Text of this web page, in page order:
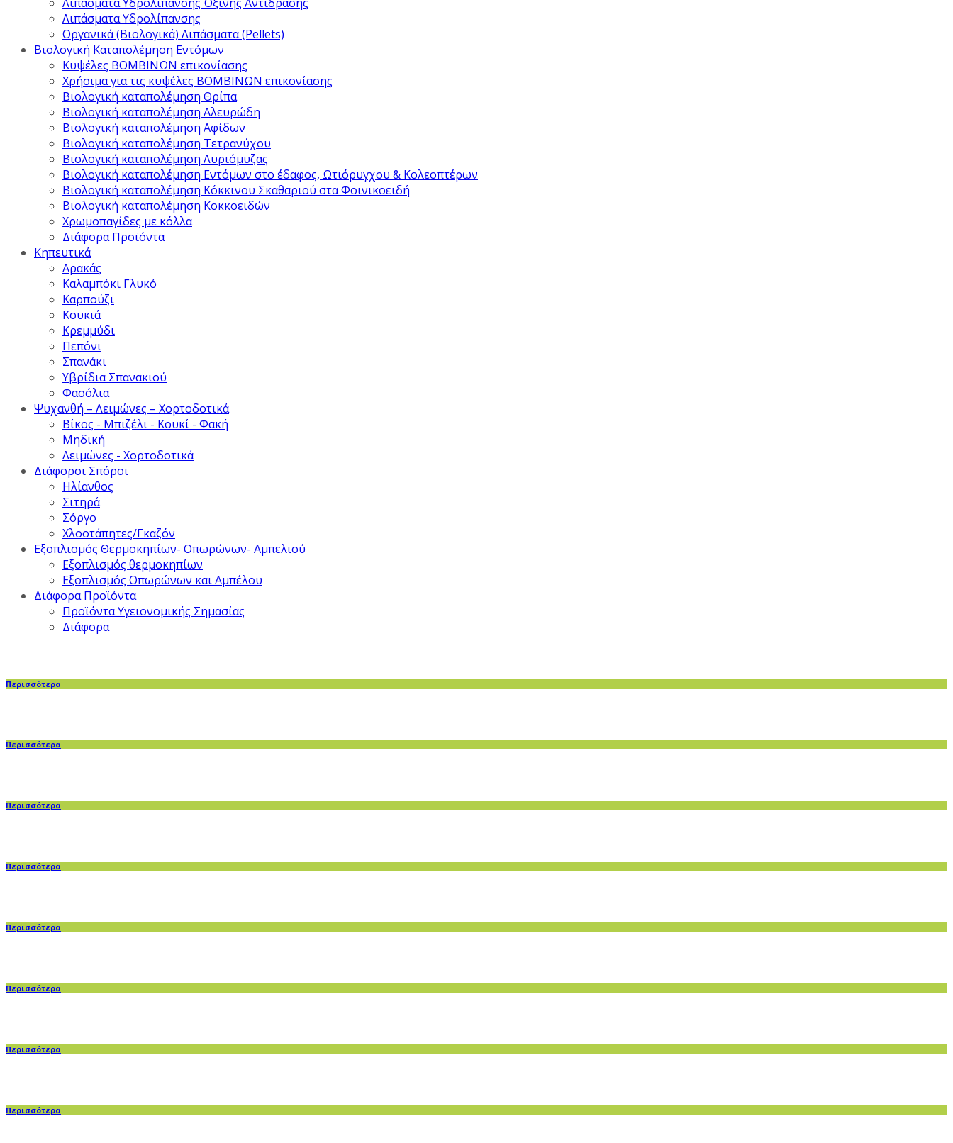
Λιπάσματα Υδρολίπανσης
Οργανικά (Βιολογικά) Λιπάσματα (Pellets)
Βιολογική Καταπολέμηση Εντόμων
Κυψέλες ΒΟΜΒΙΝΩΝ επικονίασης
Χρήσιμα για τις κυψέλες ΒΟΜΒΙΝΩΝ επικονίασης
Βιολογική καταπολέμηση Θρίπα
Βιολογική καταπολέμηση Αλευρώδη
Βιολογική καταπολέμηση Αφίδων
Βιολογική καταπολέμηση Τετρανύχου
Βιολογική καταπολέμηση Λυριόμυζας
Βιολογική καταπολέμηση Εντόμων στο έδαφος, Ωτιόρυγχου & Κολεοπτέρων
Βιολογική καταπολέμηση Κόκκινου Σκαθαριού στα Φοινικοειδή
Βιολογική καταπολέμηση Κοκκοειδών
Χρωμοπαγίδες με κόλλα
Διάφορα Προϊόντα
Κηπευτικά
Αρακάς
Καλαμπόκι Γλυκό
Καρπούζι
Κουκιά
Κρεμμύδι
Πεπόνι
Σπανάκι
Υβρίδια Σπανακιού
Φασόλια
Ψυχανθή – Λειμώνες – Χορτοδοτικά
Βίκος - Μπιζέλι - Κουκί - Φακή
Μηδική
Λειμώνες - Χορτοδοτικά
Διάφοροι Σπόροι
Ηλίανθος
Σιτηρά
Σόργο
Χλοοτάπητες/Γκαζόν
Εξοπλισμός Θερμοκηπίων- Οπωρώνων- Αμπελιού
Εξοπλισμός θερμοκηπίων
Εξοπλισμός Οπωρώνων και Αμπέλου
Διάφορα Προϊόντα
Προϊόντα Υγειονομικής Σημασίας
Διάφορα
Περισσότερα
Περισσότερα
Περισσότερα
Περισσότερα
Περισσότερα
Περισσότερα
Περισσότερα
Περισσότερα